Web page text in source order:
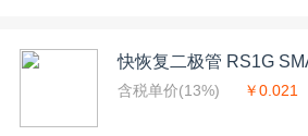
快恢复二极管 RS1G
含税单价(13%) ￥0.021